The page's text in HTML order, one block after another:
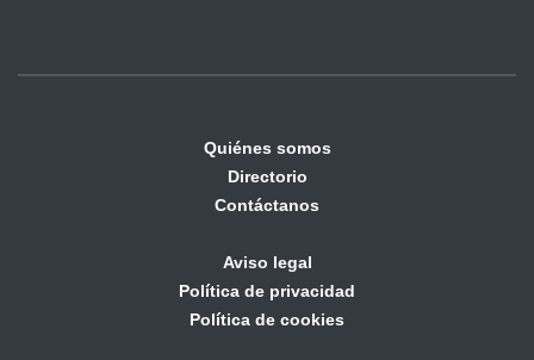
Quiénes somos
Directorio
Contáctanos
Aviso legal
Política de privacidad
Política de cookies